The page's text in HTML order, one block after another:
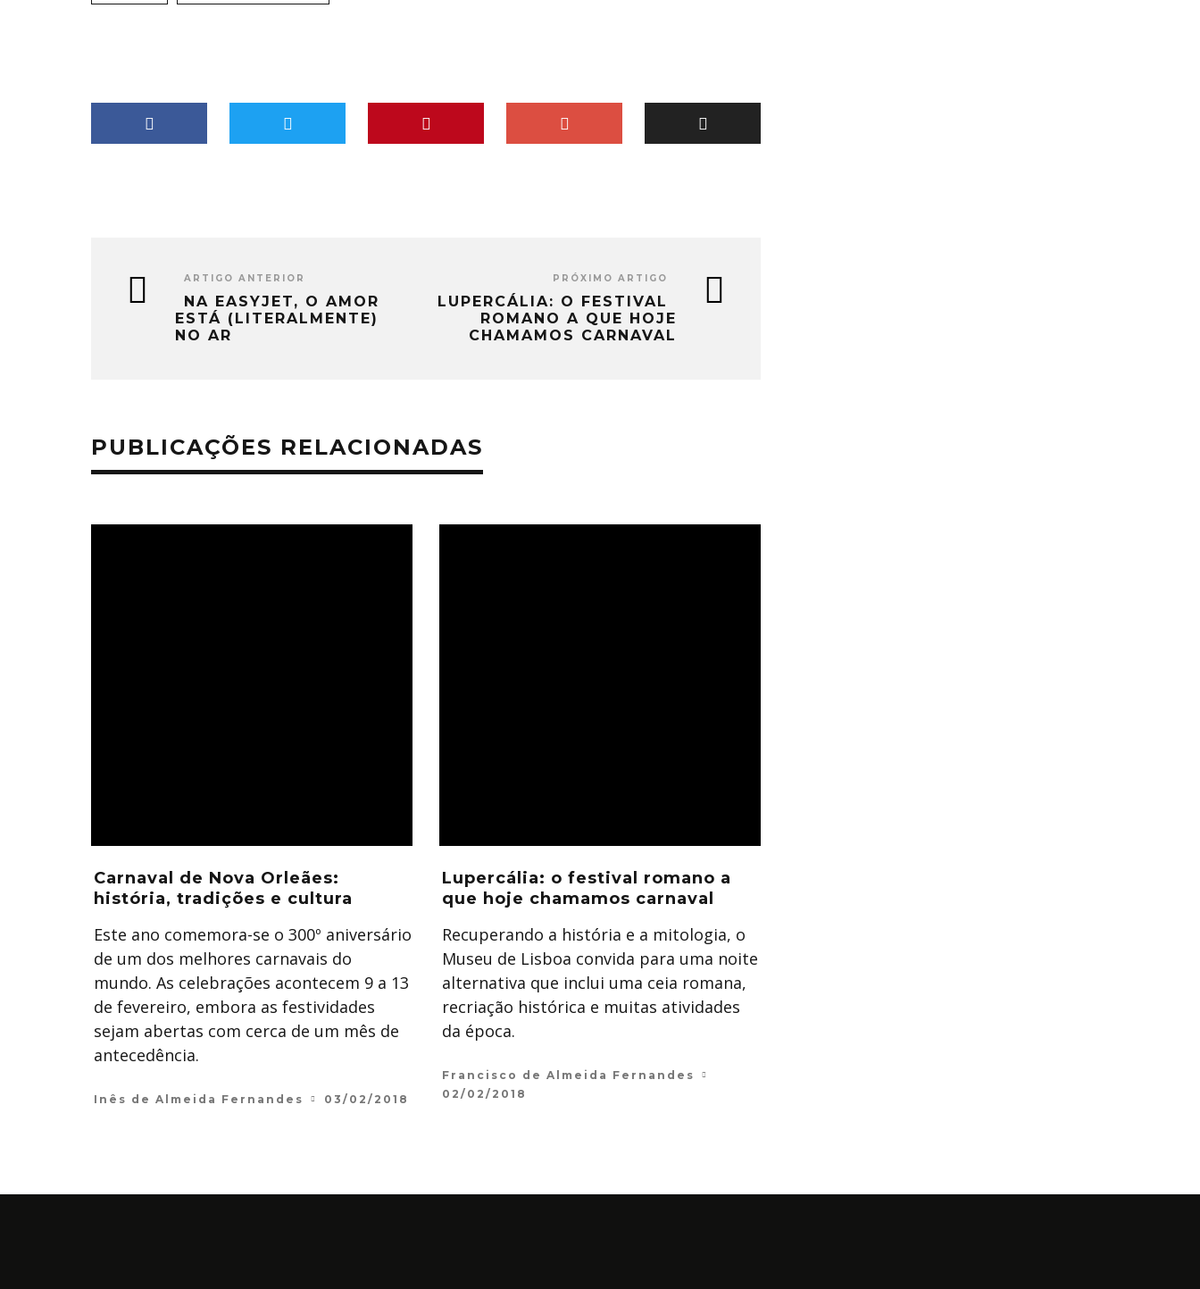
ARTIGO ANTERIOR
NA EASYJET, O AMOR
ESTÁ (LITERALMENTE)
NO AR
PRÓXIMO ARTIGO
LUPERCÁLIA: O FESTIVAL
ROMANO A QUE HOJE
CHAMAMOS CARNAVAL
PUBLICAÇÕES RELACIONADAS
Carnaval de Nova Orleães:
história, tradições e cultura
Este ano comemora-se o 300º aniversário
de um dos melhores carnavais do
mundo. As celebrações acontecem 9 a 13
de fevereiro, embora as festividades
sejam abertas com cerca de um mês de
antecedência.
Inês de Almeida Fernandes 03/02/2018
Lupercália: o festival romano a
que hoje chamamos carnaval
Recuperando a história e a mitologia, o
Museu de Lisboa convida para uma noite
alternativa que inclui uma ceia romana,
recriação histórica e muitas atividades
da época.
Francisco de Almeida Fernandes
02/02/2018